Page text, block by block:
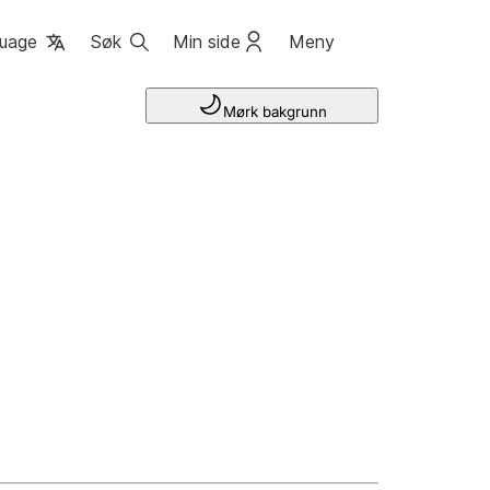
Søk Min side Meny
Mørk bakgrunn